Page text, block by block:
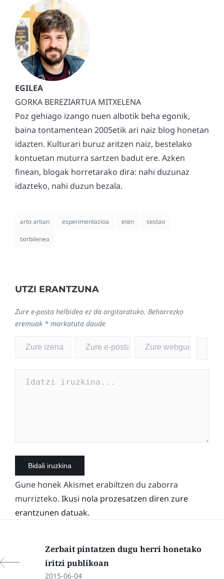
GORKA BEREZIARTUA MITXELENA
Poz gehiago izango nuen albotik beha egonik,
baina tontamentean 2005etik ari naiz blog honetan
idazten. Kulturari buruz aritzen naiz, bestelako
kontuetan muturra sartzen badut ere. Azken
finean, blogak horretarako dira: nahi duzunaz
idazteko, nahi duzun bezala.
arto artian esperimentazioa eten sestao
txirbilenea
UTZI ERANTZUNA
Zure e-posta helbidea ez da argitaratuko. Beharrezko
eremuak * markatuta daude
Gune honek Akismet erabiltzen du zaborra
murrizteko. Ikusi nola prozesatzen diren zure
erantzunen datuak.
Zerbait pintatzen dugu herri honetako
iritzi publikoan
2015-06-04